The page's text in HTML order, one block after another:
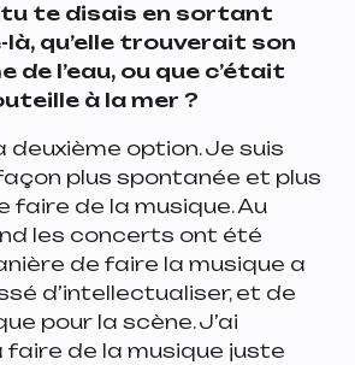
tu te disais en sortant
qu’elle trouverait son
de l’eau, ou que c’était
à la mer ?
deuxième option. Je suis
plus spontanée et plus
faire de la musique. Au
les concerts ont été
de faire la musique a
d’intellectualiser, et de
pour la scène. J’ai
de la musique juste